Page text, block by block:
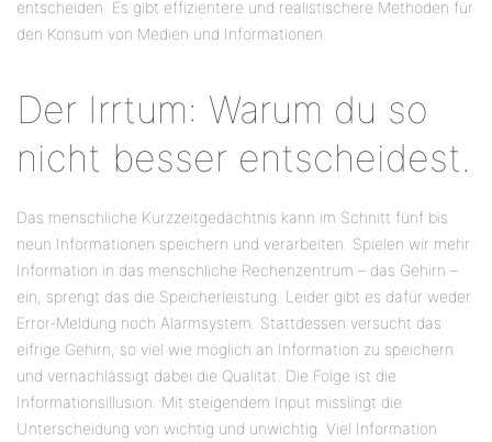
entscheiden. Es gibt effizientere und realistischere Methoden für
den Konsum von Medien und Informationen.
Der Irrtum: Warum du so
nicht besser entscheidest.
Das menschliche Kurzzeitgedächtnis kann im Schnitt fünf bis
neun Informationen speichern und verarbeiten. Spielen wir mehr
Information in das menschliche Rechenzentrum – das Gehirn –
ein, sprengt das die Speicherleistung. Leider gibt es dafür weder
Error-Meldung noch Alarmsystem. Stattdessen versucht das
eifrige Gehirn, so viel wie möglich an Information zu speichern
und vernachlässigt dabei die Qualität. Die Folge ist die
Informationsillusion. Mit steigendem Input misslingt die
Unterscheidung von wichtig und unwichtig. Viel Information